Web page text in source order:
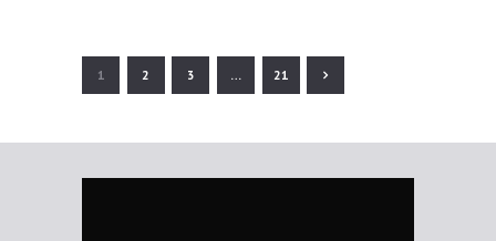
PAGE
1 PAGE
2 PAGE
3 … PAGE
21